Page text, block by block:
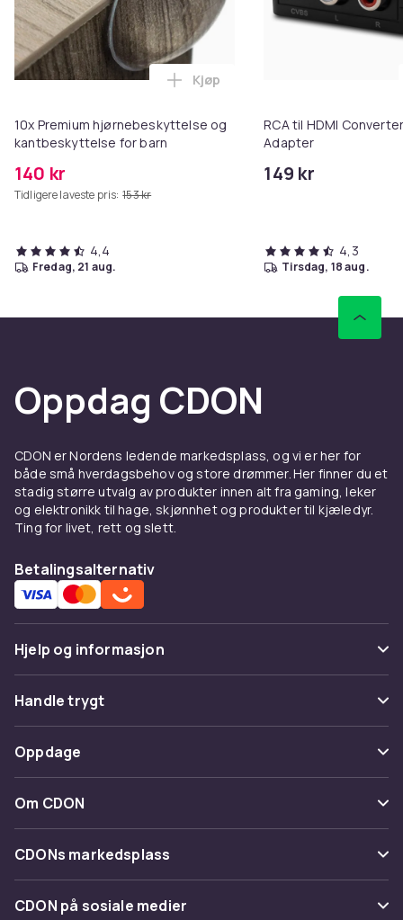
10x Premium hjørnebeskyttelse og
kantbeskyttelse for barn
140 kr
Tidligere laveste pris: 153 kr
Legg 10x Premium
Kjøp
4,4
fredag, 21 aug.
RCA til HDMI
Adapter
149 kr
4,3
tirsdag, 18 aug.
Oppdag CDON
CDON er Nordens ledende markedsplass, og vi er her for
både små hverdagsbehov og store drømmer. Her finner du et
stadig større utvalg av produkter innen alt fra gaming, leker
og elektronikk til hage, skjønnhet og produkter til kjæledyr.
Ting for livet, rett og slett.
Betalingsalternativ
Hjelp og informasjon
Vanlige spørsmål
Spor pakke
Angre & returner her
Kontakt oss
Handle trygt
Betaling
Levering
Tilbakekallinger
Oppdage
Kategorier
Varemerker
Om CDON
Om oss
Kundeanmeldelser
CDONs markedsplass
Merchant Help Center
CDON på sosiale medier